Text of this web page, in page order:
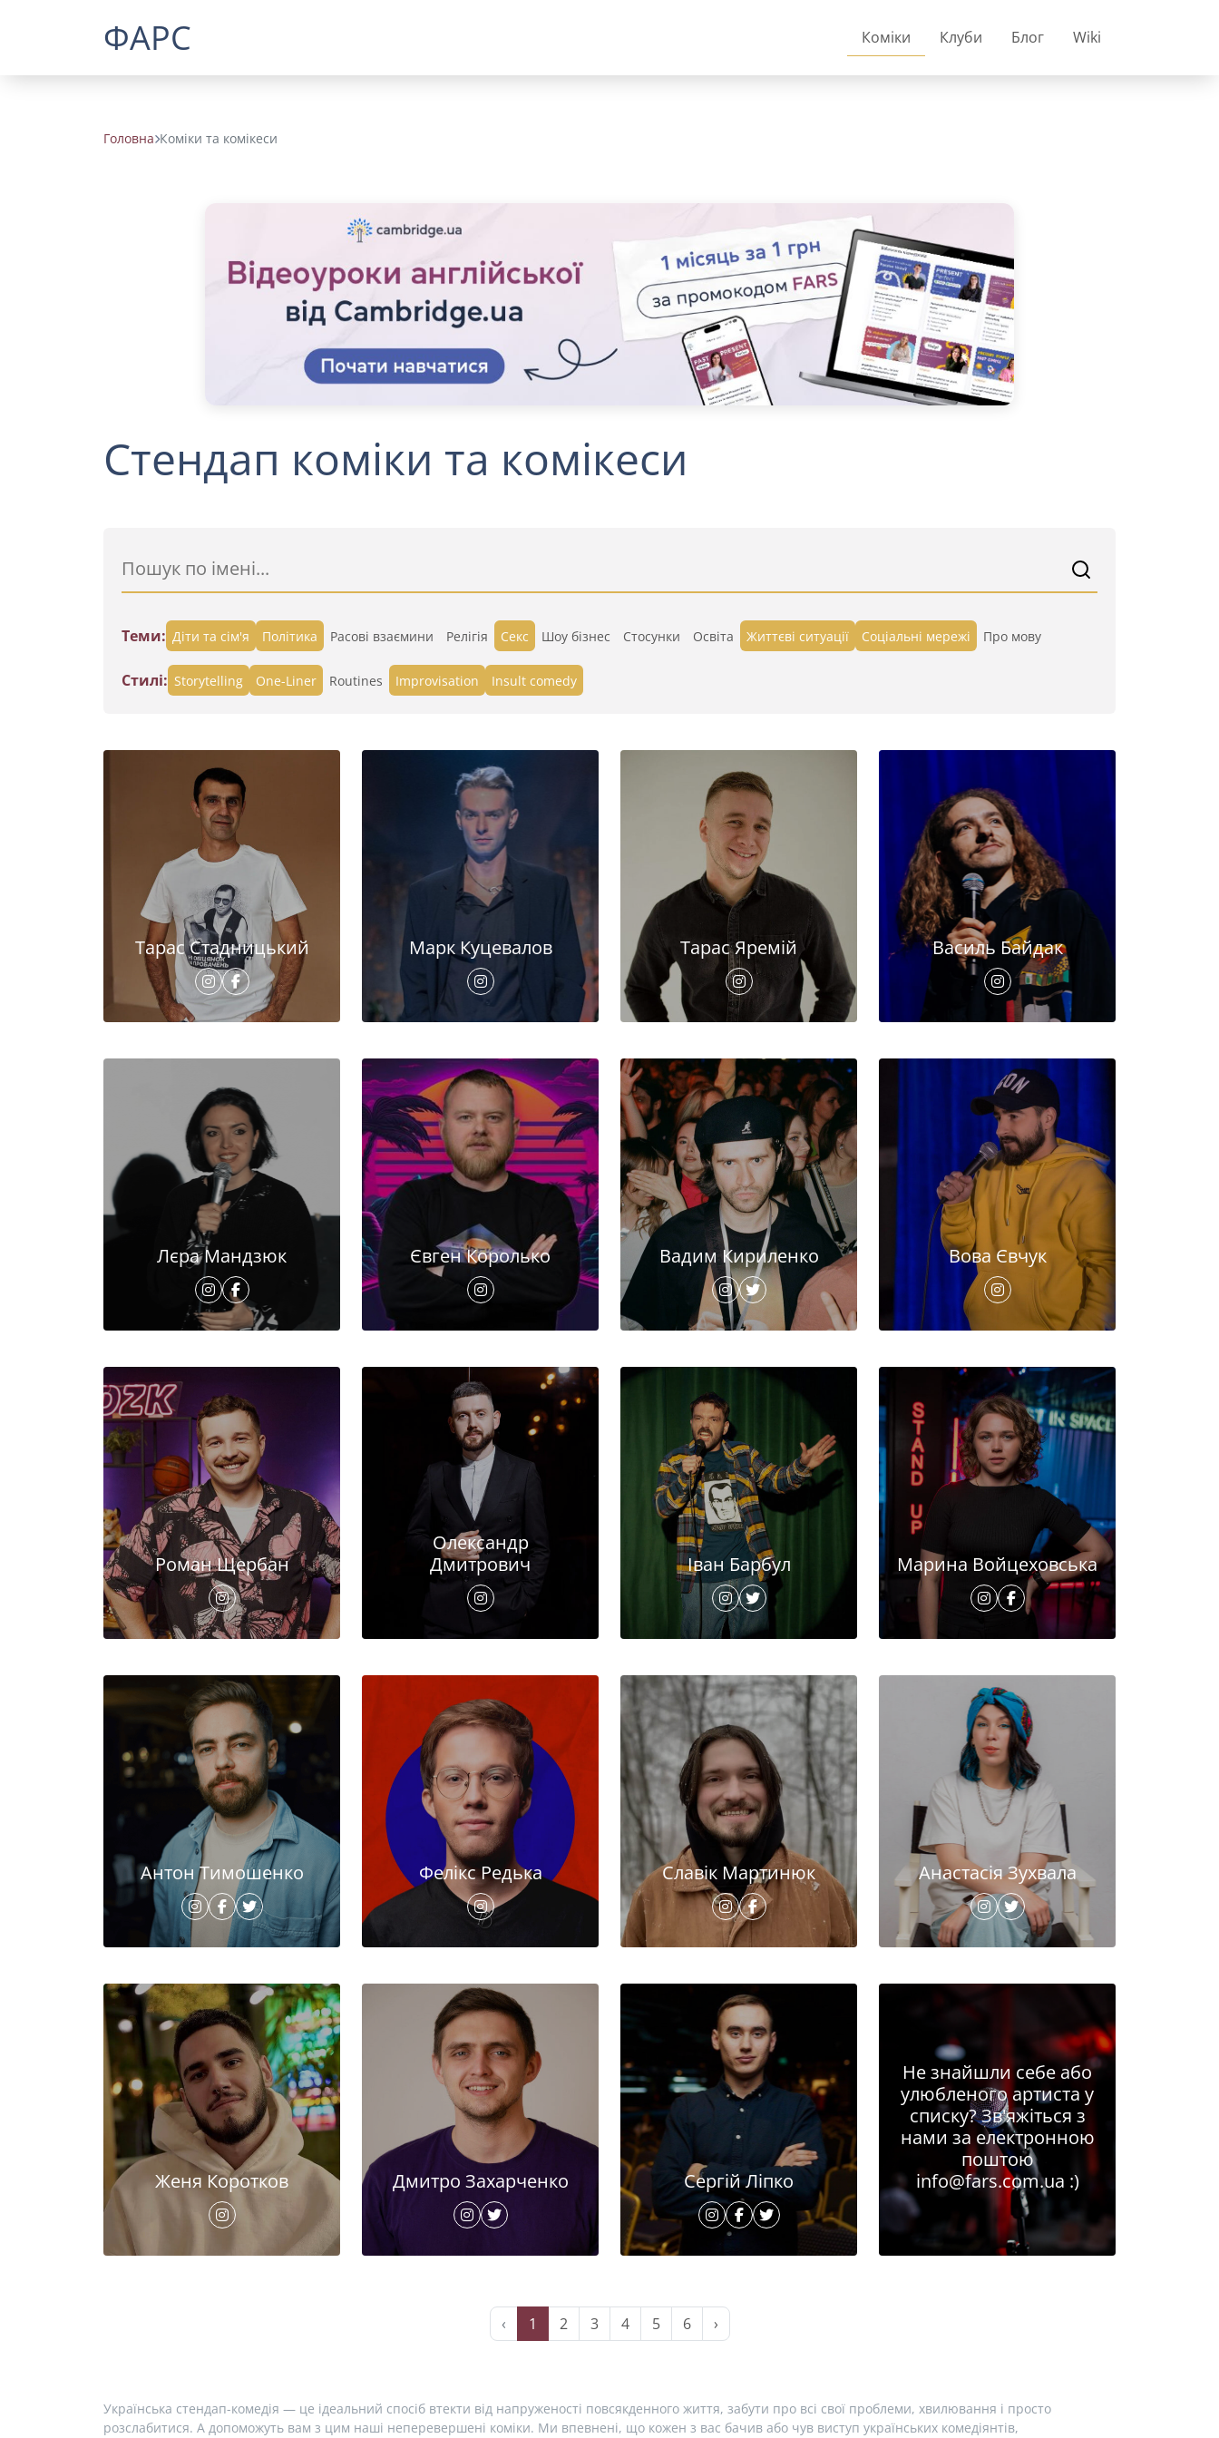
ФАРС Коміки Клуби Блог Wiki
Головна Коміки та комікеси
Стендап коміки та комікеси
Теми: Діти та сім'я Політика Расові взаємини Релігія Секс Шоу бізнес Стосунки Освіта Життєві ситуації Cоціальні мережі Про мову
Стилі: Storytelling One-Liner Routines Improvisation Insult comedy
Тарас Стадницький Марк Куцевалов Тарас Яремій Василь Байдак
Лєра Мандзюк Євген Королько Вадим Кириленко Вова Євчук
Роман Щербан
Олександр
Дмитрович
Іван Барбул Марина Войцеховська
Антон Тимошенко Фелікс Редька Славік Мартинюк Анастасія Зухвала
Женя Коротков Дмитро Захарченко Сергій Ліпко
Не знайшли себе або
улюбленого артиста у
списку? Зв'яжіться з
нами за електронною
поштою
info@fars.com.ua :)
‹ 1 2 3 4 5 6 ›
Українська стендап-комедія — це ідеальний спосіб втекти від напруженості повсякденного життя, забути про всі свої проблеми, хвилювання і просто
розслабитися. А допоможуть вам з цим наші неперевершені коміки. Ми впевнені, що кожен з вас бачив або чув виступ українських комедіянтів,